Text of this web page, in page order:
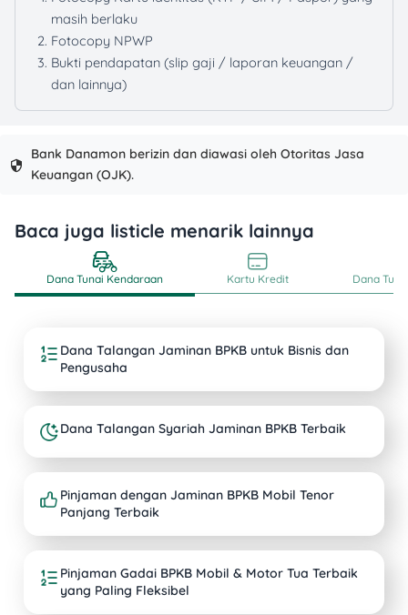
masih berlaku
Fotocopy NPWP
Bukti pendapatan (slip gaji / laporan keuangan /
dan lainnya)
Bank Danamon berizin dan diawasi oleh Otoritas Jasa
Keuangan (OJK).
Baca juga listicle menarik lainnya
Dana Tunai Kendaraan Kartu Kredit Dana
Dana Talangan Jaminan BPKB untuk Bisnis dan
Pengusaha
Dana Talangan Syariah Jaminan BPKB Terbaik
Pinjaman dengan Jaminan BPKB Mobil Tenor
Panjang Terbaik
Pinjaman Gadai BPKB Mobil & Motor Tua Terbaik
yang Paling Fleksibel